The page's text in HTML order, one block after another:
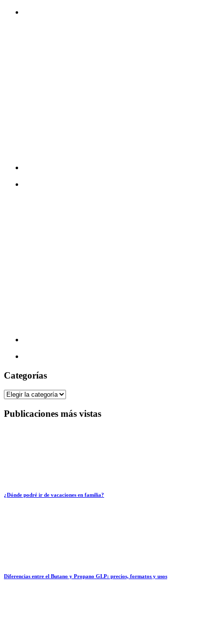
Categorías
Categorías
Publicaciones más vistas
¿Dónde podré ir de vacaciones en familia?
Diferencias entre el Butano y Propano GLP: precios, formatos y usos